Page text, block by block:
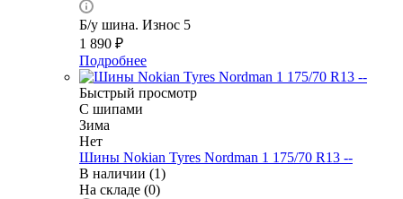
Б/у шина. Износ 5
1 890 ₽
Подробнее
Быстрый просмотр
С шипами
Зима
Нет
Шины Nokian Tyres Nordman 1 175/70 R13 --
В наличии (1)
На складе (0)